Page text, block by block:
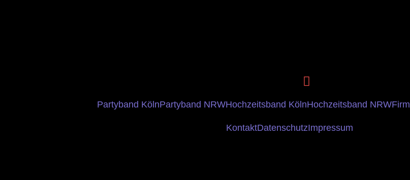
Partyband KölnPartyband NRWHochzeitsband KölnHochzeitsband NRW
KontaktDatenschutzImpressum